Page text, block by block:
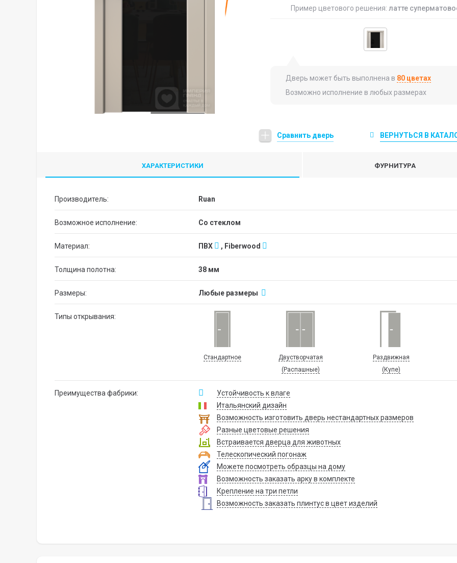
Пример цветового решения:латте
Дверь может быть выполнена в 80 цветах
Возможно исполнение в любых размерах
Сравнить дверь ВЕРНУТЬСЯ В
ХАРАКТЕРИСТИКИ ФУРНИТУРА
Производитель: Ruan
Возможное исполнение: со стеклом
Материал: ПВХ , Fiberwood
Толщина полотна: 38 мм
Размеры: Любые размеры
Типы открывания:
Стандартное
Двустворчатая
(Распашные)
Раздвижная
(Купе)
Преимущества фабрики:
Устойчивость к влаге
Итальянский дизайн
Возможность изготовить дверь нестандартных размеров
Разные цветовые решения
Встраивается дверца для животных
Телескопический погонаж
Можете посмотреть образцы на дому
Возможность заказать арку в комплекте
Крепление на три петли
Возможность заказать плинтус в цвет изделий